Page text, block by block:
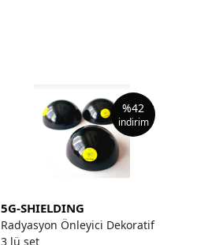
%42
indirim
5G-SHIELDING
Radyasyon Önleyici Dekoratif
3 lü set